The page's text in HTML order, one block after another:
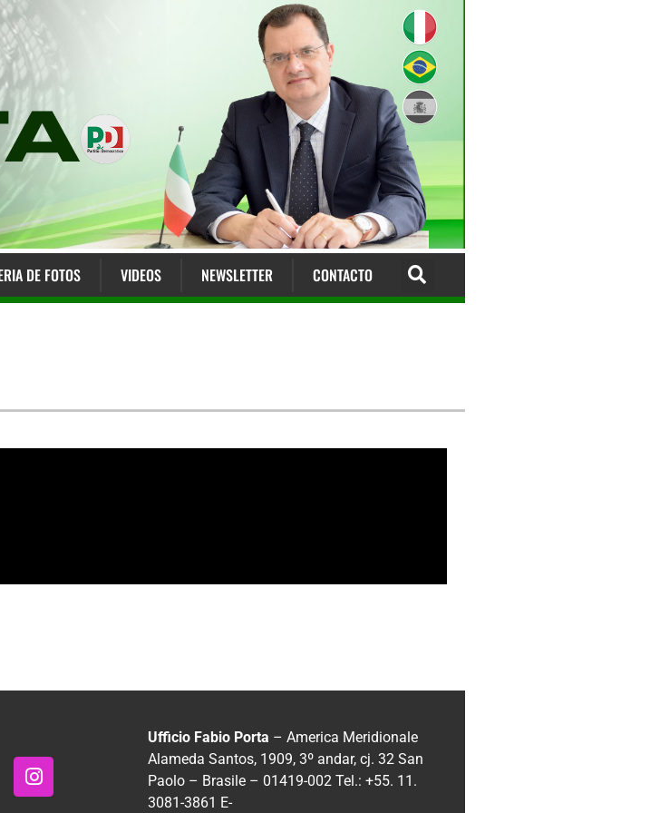
DE FOTOS VIDEOS NEWSLETTER CONTACTO
Ufficio Fabio Porta – America Meridionale
Alameda Santos, 1909, 3º andar, cj. 32 San
Paolo – Brasile – 01419-002 Tel.: +55. 11.
3081-3861 E-